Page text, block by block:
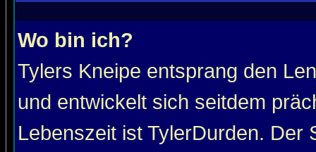
Wo bin ich?
Tylers Kneipe entsprang den
und entwickelt sich seitdem
Lebenszeit ist TylerDurden. Der